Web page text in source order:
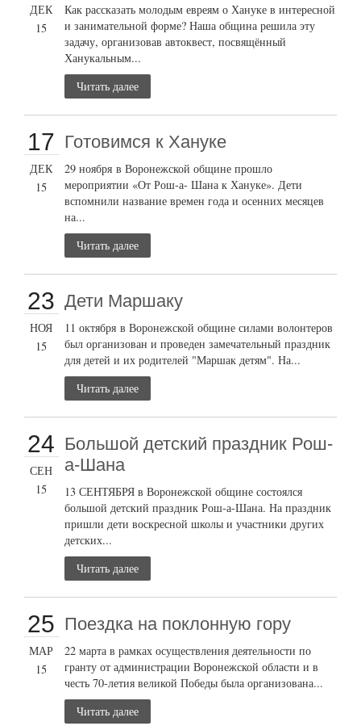
ДЕК
15
Как рассказать молодым евреям о Хануке в интересной
и занимательной форме? Наша община решила эту
задачу, организовав автоквест, посвящённый
Ханукальным...
Читать далее
17
ДЕК
15
Готовимся к Хануке
29 ноября в Воронежской общине прошло
мероприятии «От Рош-а- Шана к Хануке». Дети
вспомнили название времен года и осенних месяцев
на...
Читать далее
23
НОЯ
15
Дети Маршаку
11 октября в Воронежской общине силами волонтеров
был организован и проведен замечательный праздник
для детей и их родителей "Маршак детям". На...
Читать далее
24
СЕН
15
Большой детский праздник Рош-
а-Шана
13 СЕНТЯБРЯ в Воронежской общине состоялся
большой детский праздник Рош-а-Шана. На праздник
пришли дети воскресной школы и участники других
детских...
Читать далее
25
МАР
15
Поездка на поклонную гору
22 марта в рамках осуществления деятельности по
гранту от администрации Воронежской области и в
честь 70-летия великой Победы была организована...
Читать далее